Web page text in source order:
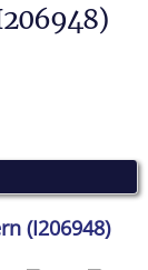
(I206948)